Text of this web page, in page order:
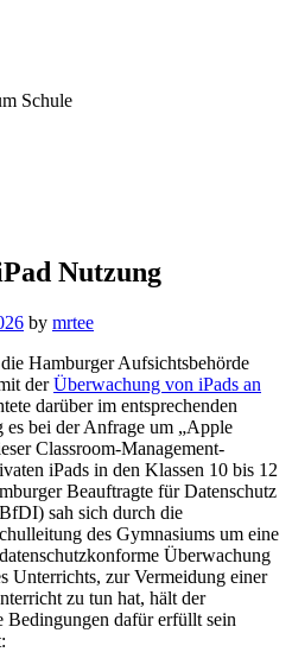
Schule
Nutzung
by mrtee
Hamburger Aufsichtsbehörde
derÜberwachung von iPads an
darüber im entsprechenden
es bei der Anfrage um „Apple
Classroom-Management-
iPads in den Klassen 10 bis 12
Beauftragte für Datenschutz
sah sich durch die
des Gymnasiums um eine
Überwachung
Unterrichts, zur Vermeidung einer
zu tun hat, hält der
dafür erfüllt sein